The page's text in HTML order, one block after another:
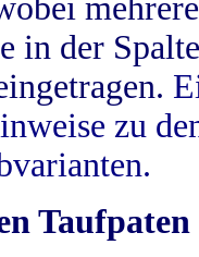
in der
zu
Taufpaten